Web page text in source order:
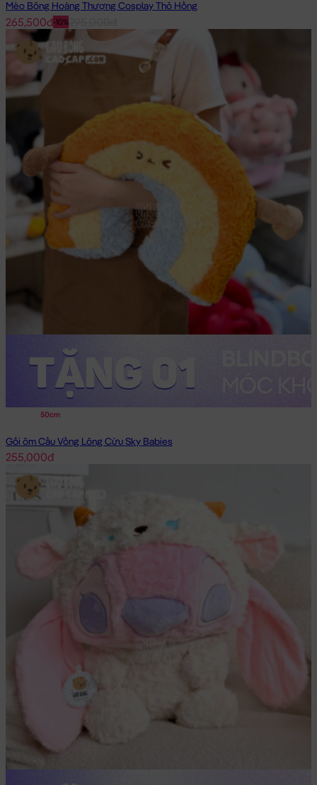
Mèo Bông Hoàng Thượng Cosplay Thỏ Hồng
-10%
265,500đ
50cm
Gối ôm Cầu Vồng Lông Cừu Sky Babies
255,000đ